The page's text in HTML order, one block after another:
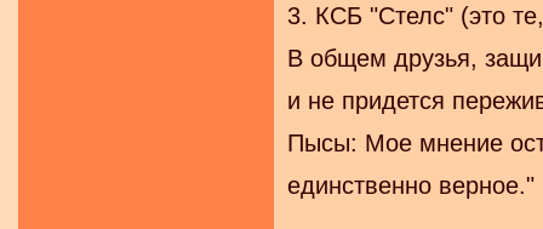
3. КСБ "Стелс" (это
В общем друзья,
и не придется
Пысы: Мое мнение
единственно верное."